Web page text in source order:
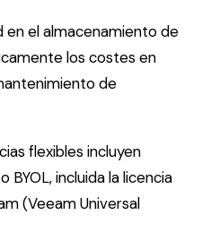
en el almacenamiento de
los costes en
de
flexibles incluyen
BYOL, incluida la licencia
(Veeam Universal